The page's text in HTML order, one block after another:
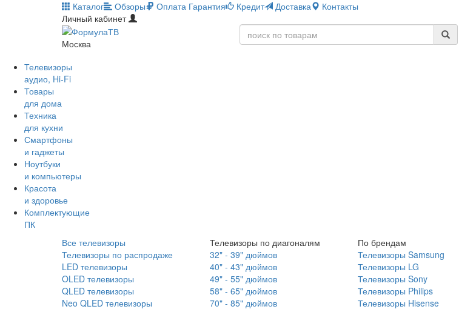
Каталог Обзоры Оплата Гарантия Кредит Доставка
Контакты
Личный кабинет
Москва
Телевизоры
аудио, Hi-Fi
Товары
для дома
Техника
для кухни
Смартфоны
и гаджеты
Ноутбуки
и компьютеры
Красота
и здоровье
Комплектующие
ПК
Все телевизоры
Телевизоры по распродаже
LED телевизоры
OLED телевизоры
QLED телевизоры
Neo QLED телевизоры
Телевизоры по диагоналям
32" - 39" дюймов
40" - 43" дюймов
49" - 55" дюймов
58" - 65" дюймов
70" - 85" дюймов
По брендам
Телевизоры Samsung
Телевизоры LG
Телевизоры Sony
Телевизоры Philips
Телевизоры Hisense